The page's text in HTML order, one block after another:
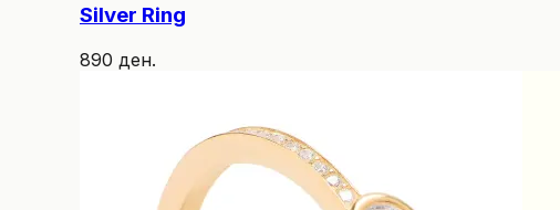
Silver Ring
890 ден.